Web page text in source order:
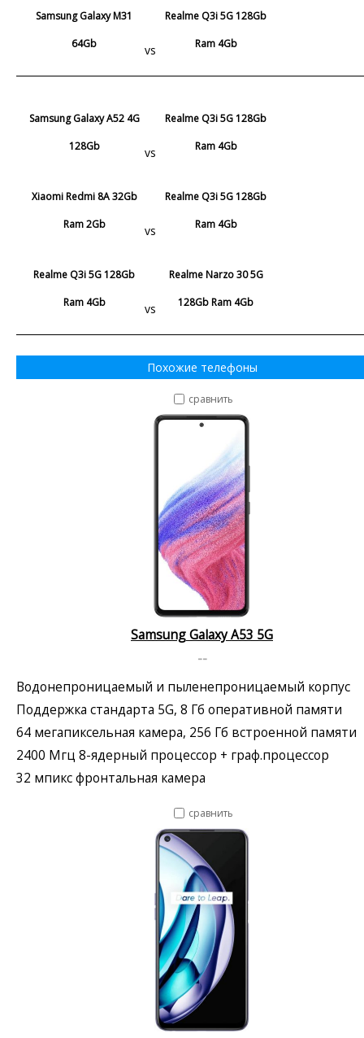
Samsung Galaxy M31
64Gb
vs
Realme Q3i 5G 128Gb
Ram 4Gb
Samsung Galaxy A52 4G
128Gb
vs
Realme Q3i 5G 128Gb
Ram 4Gb
Xiaomi Redmi 8A 32Gb
Ram 2Gb
vs
Realme Q3i 5G 128Gb
Ram 4Gb
Realme Q3i 5G 128Gb
Ram 4Gb
vs
Realme Narzo 30 5G
128Gb Ram 4Gb
Похожие телефоны
сравнить
Samsung Galaxy A53 5G
--
Водонепроницаемый и пыленепроницаемый корпус
Поддержка стандарта 5G, 8 Гб оперативной памяти
64 мегапиксельная камера, 256 Гб встроенной памяти
2400 Мгц 8-ядерный процессор + граф.процессор
32 мпикс фронтальная камера
сравнить